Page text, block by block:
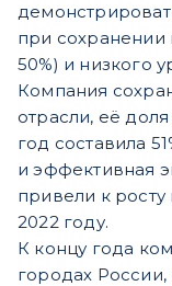
при сохранении
50%) и низкого
Компания
отрасли, её
год составила
и эффективная
привели к росту
2022 году.
К концу года
городах России,